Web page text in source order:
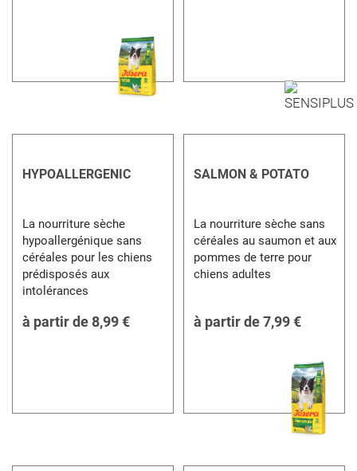
HYPOALLERGENIC
La nourriture sèche
hypoallergénique sans
céréales pour les chiens
prédisposés aux
intolérances
à partir de8,99 €
SALMON & POTATO
La nourriture sèche sans
céréales au saumon et aux
pommes de terre pour
chiens adultes
à partir de7,99 €